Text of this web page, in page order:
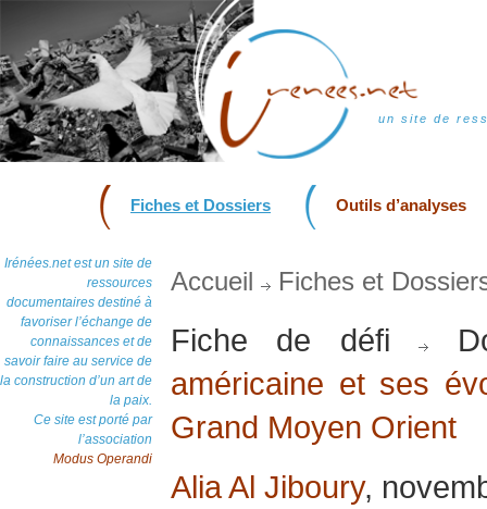
un site de
Fiches et Dossiers Outils d’analyses
Irénées.net est un site de
ressources
documentaires destiné à
favoriser l’échange de
connaissances et de
savoir faire au service de
la construction d’un art de
la paix.
Ce site est porté par
l’association
Modus Operandi
Accueil Fiches et
Fiche de défi
américaine et ses
Grand Moyen Orient
Alia Al Jiboury,